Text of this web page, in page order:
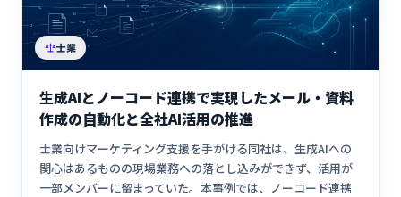
士業
生成AIとノーコード連携で実現したメール・資料
作成の自動化と全社AI活用の推進
士業向けマーケティング支援を手がける同社は、生成AIへの
関心はあるものの現場業務への落とし込みができず、活用が
一部メンバーに留まっていた。本事例では、ノーコード連携